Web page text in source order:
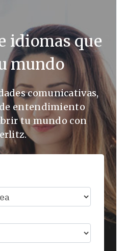
idiomas que
mundo
comunicativas,
entendimiento
tu mundo con